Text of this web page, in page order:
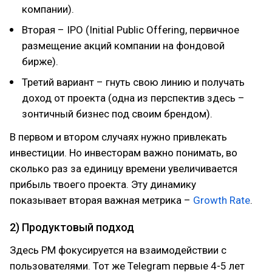
компании).
Вторая – IPO (Initial Public Offering, первичное
размещение акций компании на фондовой
бирже).
Третий вариант – гнуть свою линию и получать
доход от проекта (одна из перспектив здесь –
зонтичный бизнес под своим брендом).
В первом и втором случаях нужно привлекать
инвестиции. Но инвесторам важно понимать, во
сколько раз за единицу времени увеличивается
прибыль твоего проекта. Эту динамику
показывает вторая важная метрика – Growth Rate.
2) Продуктовый подход
Здесь PM фокусируется на взаимодействии с
пользователями. Тот же Telegram первые 4-5 лет